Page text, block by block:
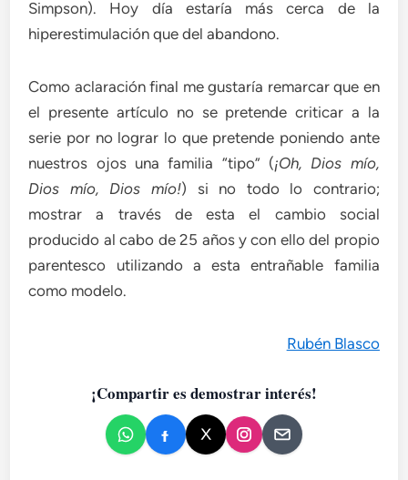
Simpson). Hoy día estaría más cerca de la
hiperestimulación que del abandono.
Como aclaración final me gustaría remarcar que en
el presente artículo no se pretende criticar a la
serie por no lograr lo que pretende poniendo ante
nuestros ojos una familia “tipo” (¡Oh, Dios mío,
Dios mío, Dios mío!) si no todo lo contrario;
mostrar a través de esta el cambio social
producido al cabo de 25 años y con ello del propio
parentesco utilizando a esta entrañable familia
como modelo.
Rubén Blasco
¡Compartir es demostrar interés!